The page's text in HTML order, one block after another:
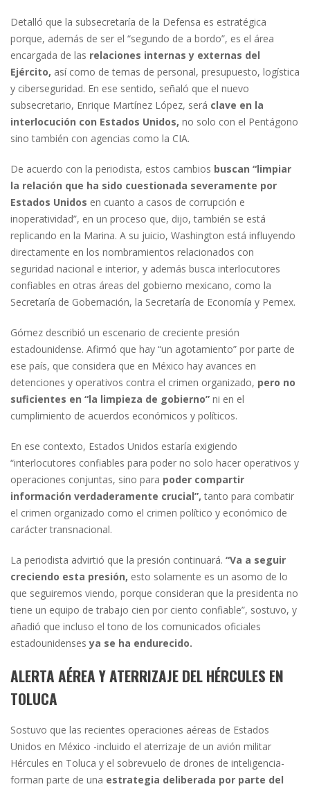
Detalló que la subsecretaría de la Defensa es estratégica
porque, además de ser el “segundo de a bordo”, es el área
encargada de las relaciones internas y externas del
Ejército, así como de temas de personal, presupuesto, logística
y ciberseguridad. En ese sentido, señaló que el nuevo
subsecretario, Enrique Martínez López, será clave en la
interlocución con Estados Unidos, no solo con el Pentágono
sino también con agencias como la CIA.
De acuerdo con la periodista, estos cambios buscan “limpiar
la relación que ha sido cuestionada severamente por
Estados Unidos en cuanto a casos de corrupción e
inoperatividad”, en un proceso que, dijo, también se está
replicando en la Marina. A su juicio, Washington está influyendo
directamente en los nombramientos relacionados con
seguridad nacional e interior, y además busca interlocutores
confiables en otras áreas del gobierno mexicano, como la
Secretaría de Gobernación, la Secretaría de Economía y Pemex.
Gómez describió un escenario de creciente presión
estadounidense. Afirmó que hay “un agotamiento” por parte de
ese país, que considera que en México hay avances en
detenciones y operativos contra el crimen organizado, pero no
suficientes en “la limpieza de gobierno” ni en el
cumplimiento de acuerdos económicos y políticos.
En ese contexto, Estados Unidos estaría exigiendo
“interlocutores confiables para poder no solo hacer operativos y
operaciones conjuntas, sino para poder compartir
información verdaderamente crucial”, tanto para combatir
el crimen organizado como el crimen político y económico de
carácter transnacional.
La periodista advirtió que la presión continuará. “Va a seguir
creciendo esta presión, esto solamente es un asomo de lo
que seguiremos viendo, porque consideran que la presidenta no
tiene un equipo de trabajo cien por ciento confiable”, sostuvo, y
añadió que incluso el tono de los comunicados oficiales
estadounidensesya se ha endurecido.
ALERTA AÉREA Y ATERRIZAJE DEL HÉRCULES EN
TOLUCA
Sostuvo que las recientes operaciones aéreas de Estados
Unidos en México -incluido el aterrizaje de un avión militar
Hércules en Toluca y el sobrevuelo de drones de inteligencia-
forman parte de una estrategia deliberada por parte del